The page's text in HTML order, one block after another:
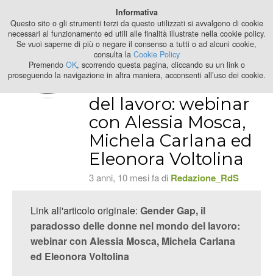
2024
Gender Gap, il
paradosso delle
donne nel mondo
del lavoro: webinar
con Alessia Mosca,
Michela Carlana ed
Eleonora Voltolina
3 anni, 10 mesi fa di Redazione_RdS
Link all'articolo originale: Gender Gap, il
paradosso delle donne nel mondo del lavoro:
webinar con Alessia Mosca, Michela Carlana
ed Eleonora Voltolina
Informativa
Questo sito o gli strumenti terzi da questo utilizzati si avvalgono di cookie
necessari al funzionamento ed utili alle finalità illustrate nella cookie policy.
Se vuoi saperne di più o negare il consenso a tutti o ad alcuni cookie,
consulta la Cookie Policy
Premendo OK, scorrendo questa pagina, cliccando su un link o
proseguendo la navigazione in altra maniera, acconsenti all’uso dei cookie.